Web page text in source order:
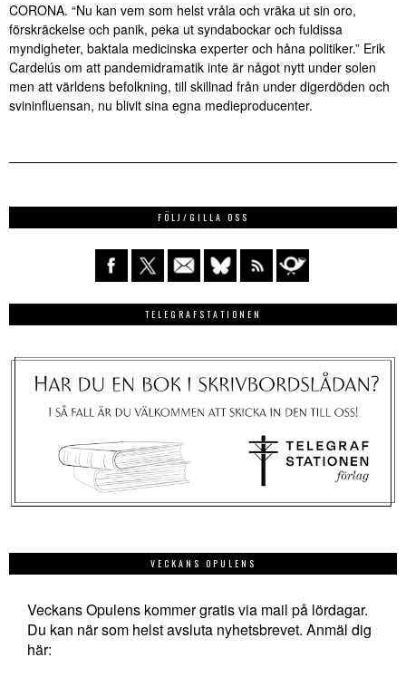
CORONA. “Nu kan vem som helst vråla och vräka ut sin oro,
förskräckelse och panik, peka ut syndabockar och fuldissa
myndigheter, baktala medicinska experter och håna politiker.” Erik
Cardelús om att pandemidramatik inte är något nytt under solen
men att världens befolkning, till skillnad från under digerdöden och
svininfluensan, nu blivit sina egna medieproducenter.
FÖLJ/GILLA OSS
TELEGRAFSTATIONEN
VECKANS OPULENS
Veckans Opulens kommer gratis via mail på lördagar.
Du kan när som helst avsluta nyhetsbrevet. Anmäl dig
här: